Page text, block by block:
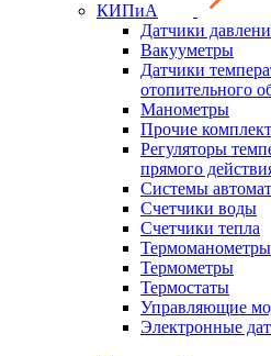
КИПиА
Датчики
Вакууметры
Датчики
отопительного
Манометры
Прочие
Регуляторы
прямого
Системы
Счетчики воды
Счетчики тепла
Термоманометры
Термометры
Термостаты
Управляющие
Электронные